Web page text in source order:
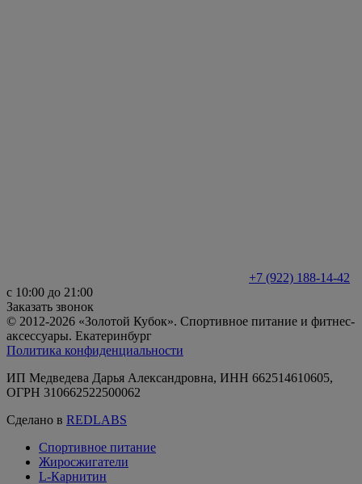
+7 (922) 188-14-42
с 10:00 до 21:00
Заказать звонок
© 2012-2026 «Золотой Кубок». Спортивное питание и фитнес-
аксессуары. Екатеринбург
Политика конфиденциальности
ИП Медведева Дарья Александровна, ИНН 662514610605,
ОГРН 310662522500062
Сделано в REDLABS
Спортивное питание
Жиросжигатели
L-Карнитин